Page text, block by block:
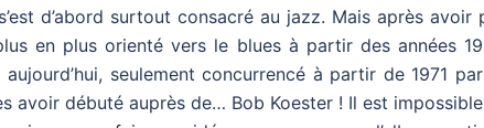
d’abord surtout consacré au jazz. Mais après avoir
en plus orienté vers le blues à partir des années
seulement concurrencé à partir de 1971
avoir débuté auprès de… Bob Koester ! Il est